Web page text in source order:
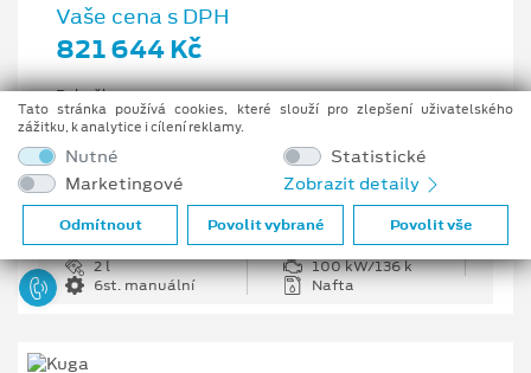
Vaše cena s DPH
821 644 Kč
Pobočka
Opava
1 226 335 Kč
Cenové zvýhodnění
404 691 Kč
2 l
100 kW/136 k
6st. manuální
Nafta
Tato stránka používá cookies, které slouží pro zlepšení uživatelského
zážitku, k analytice i cílení reklamy.
Nutné
Statistické
Marketingové
Zobrazit detaily
Odmítnout Povolit vybrané Povolit vše